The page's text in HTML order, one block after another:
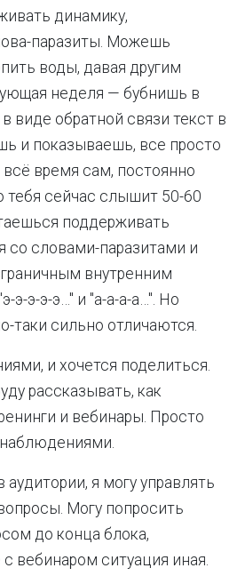
динамику,
паразиты. Можешь
воды, давая другим
неделя — бубнишь в
виде обратной связи текст в
и показываешь, все просто
время сам, постоянно
тебя сейчас слышит 50-60
поддерживать
со словами-паразитами и
внутренним
э-э-э…" и "а-а-а-а…". Но
таки сильно отличаются.
и хочется поделиться.
рассказывать, как
и вебинары. Просто
аудитории, я могу управлять
Могу попросить
до конца блока,
вебинаром ситуация иная.